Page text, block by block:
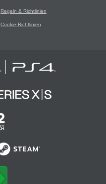
Regeln & Richtlinien
Cookie-Richtlinien